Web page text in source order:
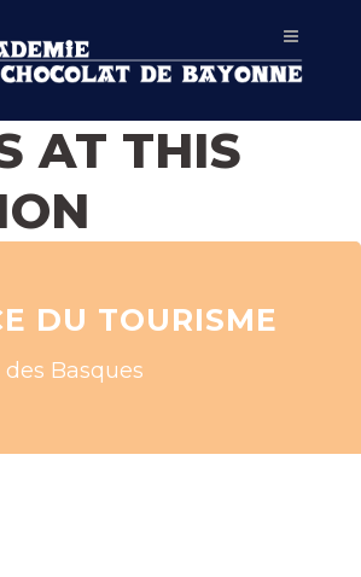
AT THIS
DU TOURISME
Basques